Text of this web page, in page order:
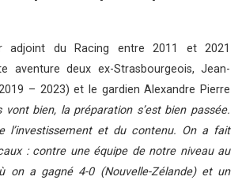
adjoint du Racing entre 2011 et 2021
aventure deux ex-Strasbourgeois, Jean-
– 2023) et le gardien Alexandre Pierre
vont bien, la préparation s’est bien passée.
l’investissement et du contenu. On a fait
: contre une équipe de notre niveau au
on a gagné 4-0 (Nouvelle-Zélande) et un